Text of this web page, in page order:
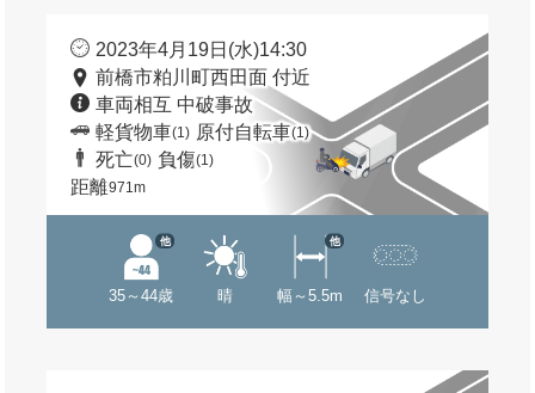
2023年4月19日(水)14:30
前橋市粕川町西田面 付近
車両相互 中破事故
軽貨物車(1) 原付自転車(1)
死亡(0) 負傷(1)
距離971m
35～44歳
他
晴 幅～5.5m
他
信号なし